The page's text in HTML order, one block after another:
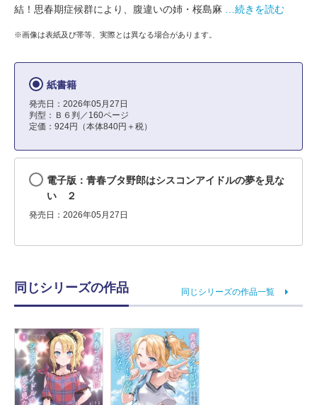
結！思春期症候群により、腹違いの姉・桜島麻
…続きを読む
※画像は表紙及び帯等、実際とは異なる場合があります。
紙書籍
発売日：2026年05月27日
判型：Ｂ６判／160ページ
定価：924円（本体840円＋税）
電子版：青春ブタ野郎はシスコンアイドルの夢を見な
い ２
発売日：2026年05月27日
同じシリーズの作品 同じシリーズの作品一覧